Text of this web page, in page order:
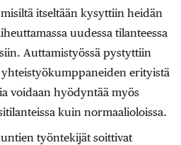
itseltään kysyttiin heidän
uudessa tilanteessa
Auttamistyössä pystyttiin
erityistä
voidaan hyödyntää myös
kuin normaalioloissa.
työntekijät soittivat